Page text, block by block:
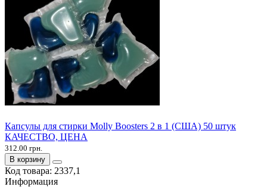
Капсулы для стирки Molly Boosters 2 в 1 (США) 50 штук
КАЧЕСТВО, ЦЕНА
312.00 грн.
В корзину
Код товара: 2337,1
Информация